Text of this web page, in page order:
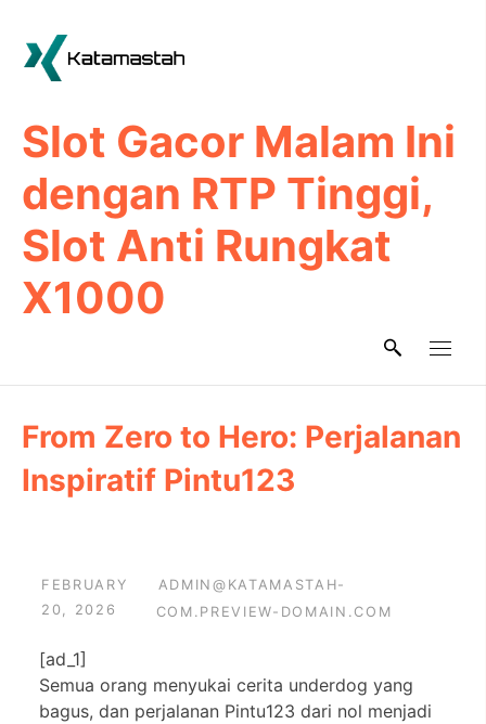
content
Slot Gacor Malam Ini
dengan RTP Tinggi,
Slot Anti Rungkat
X1000
From Zero to Hero: Perjalanan
Inspiratif Pintu123
FEBRUARY
20, 2026
ADMIN@KATAMASTAH-
COM.PREVIEW-DOMAIN.COM
[ad_1]
Semua orang menyukai cerita underdog yang
bagus, dan perjalanan Pintu123 dari nol menjadi